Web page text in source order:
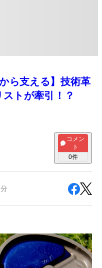
ら支える】技術革
トが牽引！？
コメン
ト
0件